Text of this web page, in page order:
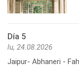
Día 5
lu, 24.08.2026
Jaipur- Abhaneri -